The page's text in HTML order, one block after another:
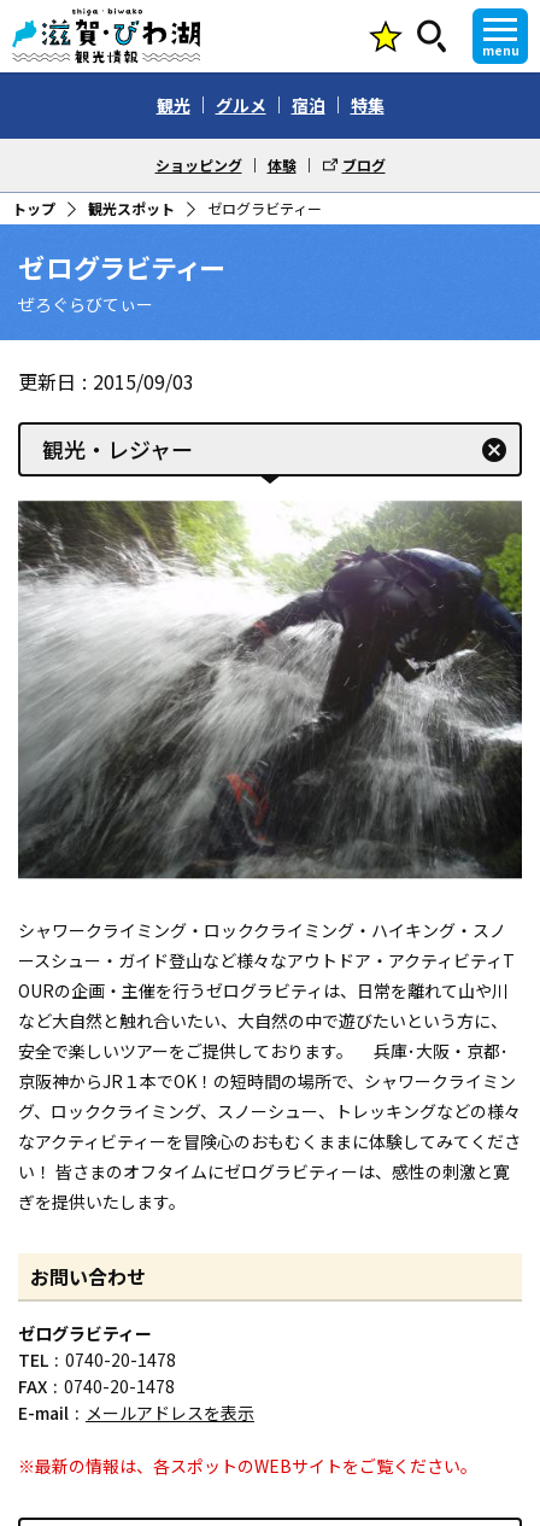
menu
観光 グルメ 宿泊 特集
ショッピング 体験 ブログ
トップ 観光スポット ゼログラビティー
ゼログラビティー
ぜろぐらびてぃー
更新日 2015/09/03
観光・レジャー cancel
シャワークライミング・ロッククライミング・ハイキング・スノ
ースシュー・ガイド登山など様々なアウトドア・アクティビティT
OURの企画・主催を行うゼログラビティは、日常を離れて山や川
など大自然と触れ合いたい、大自然の中で遊びたいという方に、
安全で楽しいツアーをご提供しております。 兵庫･大阪・京都･
京阪神からJR１本でOK！の短時間の場所で、シャワークライミン
グ、ロッククライミング、スノーシュー、トレッキングなどの様々
なアクティビティーを冒険心のおもむくままに体験してみてくださ
い！ 皆さまのオフタイムにゼログラビティーは、感性の刺激と寛
ぎを提供いたします。
お問い合わせ
ゼログラビティー
TEL
0740-20-1478
FAX
0740-20-1478
E-mail
メールアドレスを表示
※最新の情報は、各スポットのWEBサイトをご覧ください。